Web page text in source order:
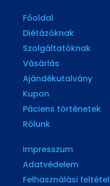
Főoldal
Diétázóknak
Szolgáltatóknak
Vásárlás
Ajándékutalvány
Kupon
Páciens történetek
Rólunk
Impresszum
Adatvédelem
Felhasználási